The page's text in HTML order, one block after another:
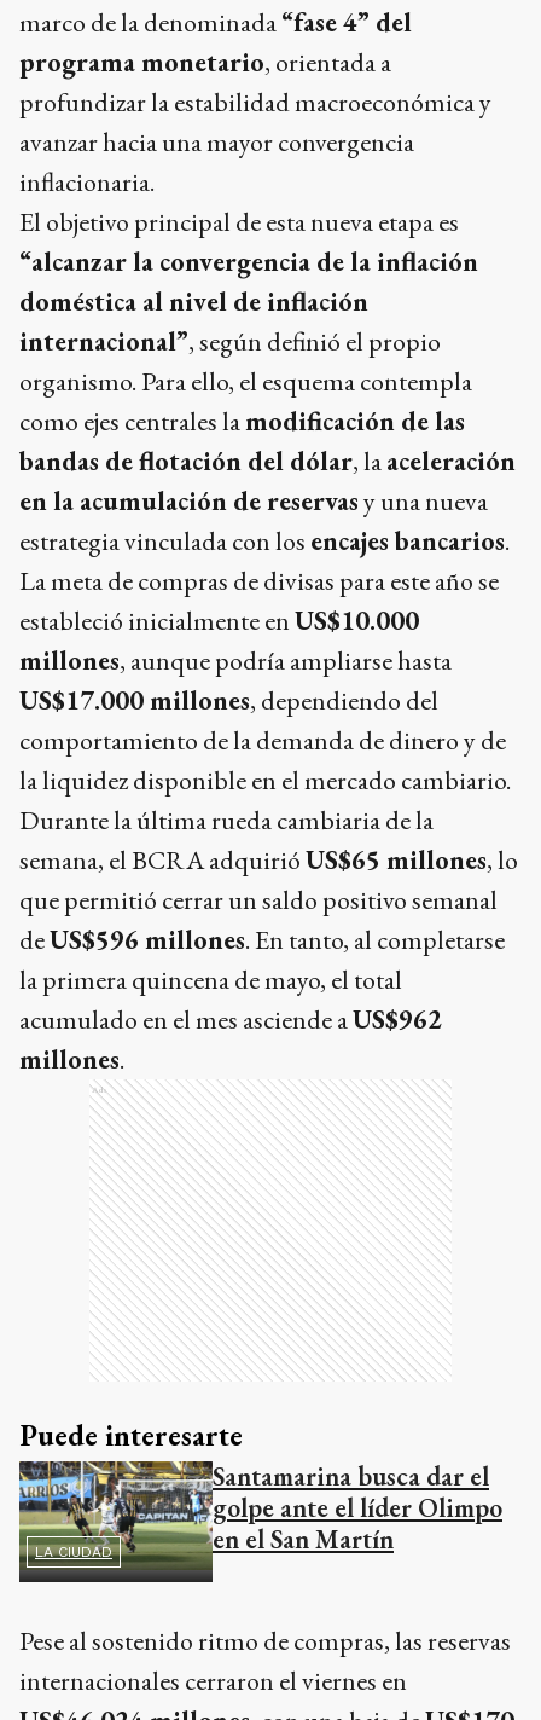
marco de la denominada“fase 4” del
programa monetario, orientada a
profundizar la estabilidad macroeconómica y
avanzar hacia una mayor convergencia
inflacionaria.
El objetivo principal de esta nueva etapa es
“alcanzar la convergencia de la inflación
doméstica al nivel de inflación
internacional”, según definió el propio
organismo. Para ello, el esquema contempla
como ejes centrales lamodificación de las
bandas de flotación del dólar, laaceleración
en la acumulación de reservasy una nueva
estrategia vinculada con los encajes bancarios.
La meta de compras de divisas para este año se
estableció inicialmente enUS$10.000
millones, aunque podría ampliarse hasta
US$17.000 millones, dependiendo del
comportamiento de la demanda de dinero y de
la liquidez disponible en el mercado cambiario.
Durante la última rueda cambiaria de la
semana, el BCRA adquirióUS$65 millones, lo
que permitió cerrar un saldo positivo semanal
deUS$596 millones. En tanto, al completarse
la primera quincena de mayo, el total
acumulado en el mes asciende aUS$962
millones.
Ads
Puede interesarte
LA CIUDAD
Santamarina busca dar el
golpe ante el líder Olimpo
en el San Martín
Pese al sostenido ritmo de compras, las reservas
internacionales cerraron el viernes en